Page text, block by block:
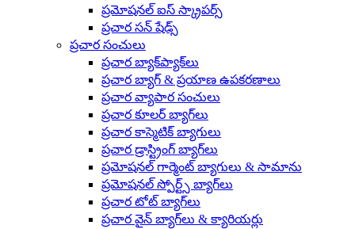
ప్రమోషనల్ ఐస్ స్క్రాపర్స్
ప్రచార సన్ షేడ్స్
ప్రచార సంచులు
ప్రచార బ్యాక్‌ప్యాక్‌లు
ప్రచార బ్యాగ్ & ప్రయాణ ఉపకరణాలు
ప్రచార వ్యాపార సంచులు
ప్రచార కూలర్ బ్యాగ్‌లు
ప్రచార కాస్మెటిక్ బ్యాగులు
ప్రచార డ్రాస్ట్రింగ్ బ్యాగ్‌లు
ప్రమోషనల్ గార్మెంట్ బ్యాగులు & సామాను
ప్రమోషనల్ స్పోర్ట్స్ బ్యాగ్‌లు
ప్రచార టోట్ బ్యాగ్‌లు
ప్రచార వైన్ బ్యాగ్‌లు & క్యారియర్లు